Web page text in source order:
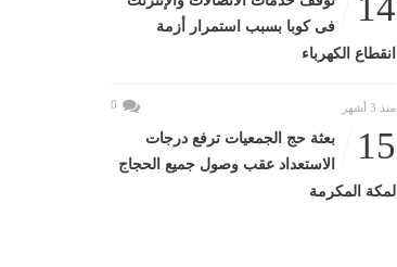
فى كوبا بسبب استمرار أزمة
انقطاع الكهرباء
منذ 3 أشهر 0
15
بعثة حج الجمعيات ترفع درجات
الاستعداد عقب وصول جميع الحجاج
لمكة المكرمة